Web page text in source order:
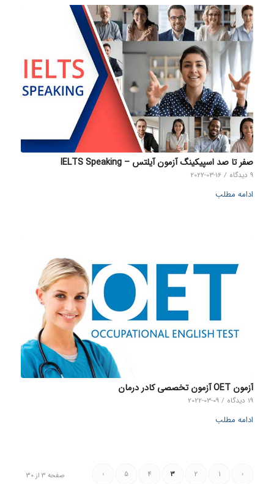
صفر تا صد اسپیکینگ آزمون آیلتس – IELTS Speaking
9 دیدگاه /
2022-03-16
ادامه مطلب
آزمون OET آزمون تخصصی کادر درمان
19 دیدگاه /
2022-03-09
ادامه مطلب
صفحه 3 از 30 ‹
1
2
3
4
5
›